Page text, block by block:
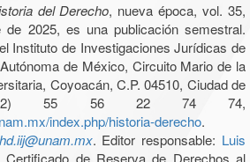
del Derecho, nueva época, vol. 35,
de 2025, es una publicación semestral.
Instituto de Investigaciones Jurídicas de
de México, Circuito Mario de la
Coyoacán, C.P. 04510, Ciudad de
(52) 55 56 22 74 74,
index.php/historia-derecho.
. Editor responsable: Luis